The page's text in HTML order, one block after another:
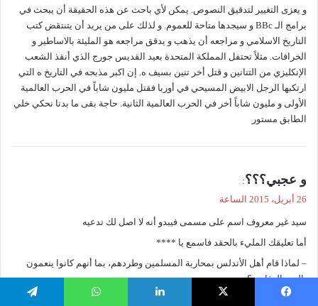
و يعزى التغيير لتدقيق النصوص. يمكن لأي باحث عن هذه الحقيقة أن يبحث في
برامج الـ BBc و سيجدها متاحة للعموم. و لذلك على من يريد أن يتنتقض كتب
التاريخ الاسلامي و مراجعه أن يذهب و يدقق مراجعه هو المليئة بالاساطير و
الخرافات. مثلاً تحتفل المملكة المتحدة بعيد القديس جورج الذي أنقذ الشعب
الإنكليزي من التنانين و قتل أخر تنين بسيف ه. إن اكبر مذبحه في التاريخ ه التي
ارتكبها الرجل الابيض المسيحي في أوربا فقتل مليون شاباً في الحرب العالمية
الأولى و مليون شاباً أخر في الحرب العالمية الثانية. حاجة بقى ما بدنا نحكي خلي
الطابق مستور
ل
و عجبي؟؟؟:
26 أبريل، 2015 الساعة
سيد غير معروف اسم على مسمى فيبدو أنه لا اصل لك تدعيه
أما تعليقك المليء بالحقد فاسمع يا ****
– لماذا قام أهل الأندلس بمحاربة المسلمين وطردهم، بما أنهم كانوا ينعمون
بالعز والرفاهيه؟
أما الجيوش التب حاربت المسلمين في الأندلس فكانت من البرتغال و هي أمه